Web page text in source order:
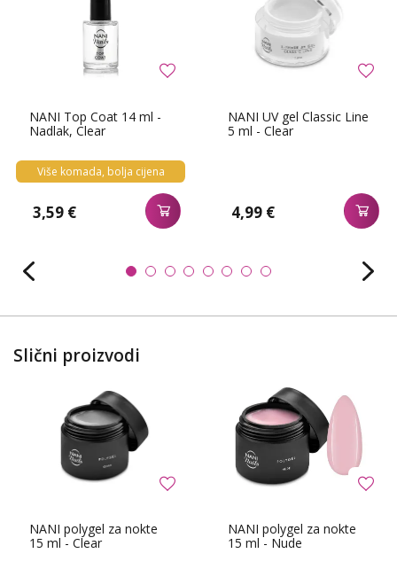
NANI Top Coat 14 ml -
Nadlak, Clear
Više komada, bolja cijena
3,59 €
NANI UV gel Classic Line
5 ml - Clear
4,99 €
Slični proizvodi
NANI polygel za nokte
15 ml - Clear
NANI polygel za nokte
15 ml - Nude